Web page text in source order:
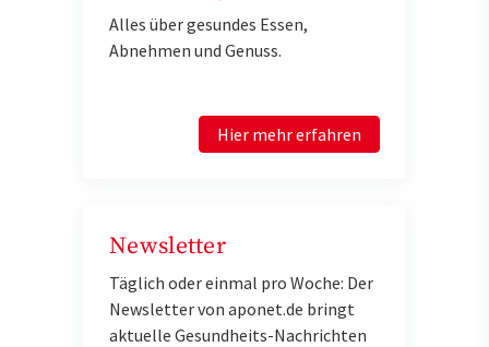
Alles über gesundes Essen,
Abnehmen und Genuss.
Hier mehr erfahren
Newsletter
Täglich oder einmal pro Woche: Der
Newsletter von aponet.de bringt
aktuelle Gesundheits-Nachrichten